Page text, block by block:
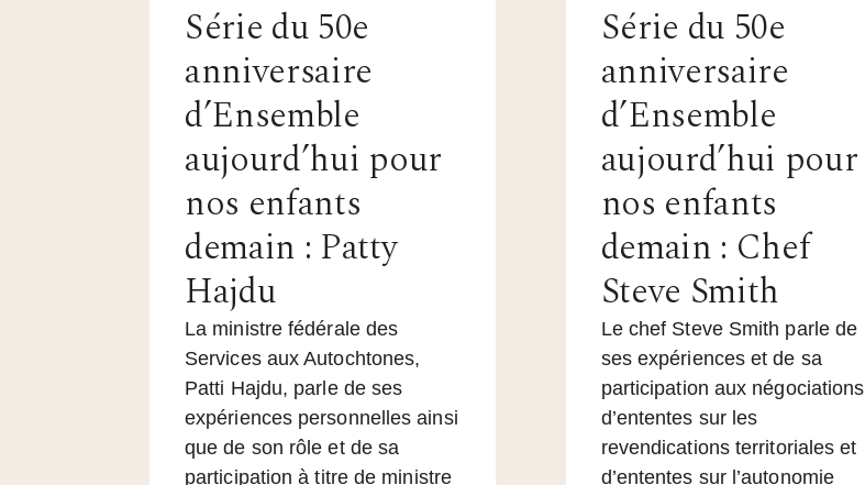
Série du 50e
anniversaire
d’Ensemble
aujourd’hui pour
nos enfants
demain : Patty
Hajdu
La ministre fédérale des
Services aux Autochtones,
Patti Hajdu, parle de ses
expériences personnelles ainsi
que de son rôle et de sa
participation à titre de ministre
Série du 50e
anniversaire
d’Ensemble
aujourd’hui pour
nos enfants
demain : Chef
Steve Smith
Le chef Steve Smith parle de
ses expériences et de sa
participation aux négociations
d’ententes sur les
revendications territoriales et
d’ententes sur l’autonomie